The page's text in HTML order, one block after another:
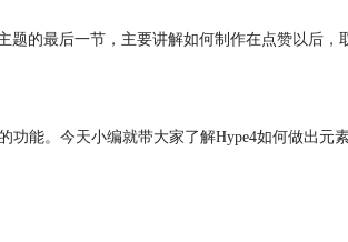
题的最后一节，主要讲解如何制作在点赞以后，
能。今天小编就带大家了解Hype4如何做出元